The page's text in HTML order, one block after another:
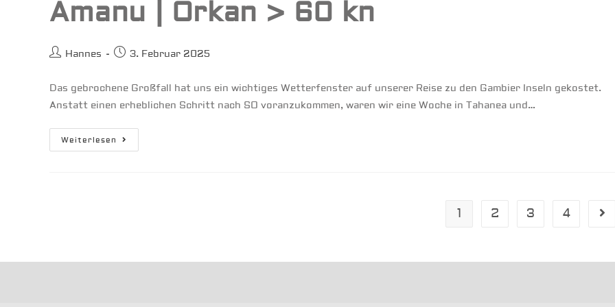
Amanu | Orkan > 60 kn
Beitrags-
Hannes
Beitrag
3. Februar 2025
Das gebrochene Großfall hat uns ein wichtiges Wetterfenster auf unserer Reise zu den Gambier Inseln gekostet.
Anstatt einen erheblichen Schritt nach SO voranzukommen, waren wir eine Woche in Tahanea und…
Weiterlesen Amanu
|
1 2 3 4